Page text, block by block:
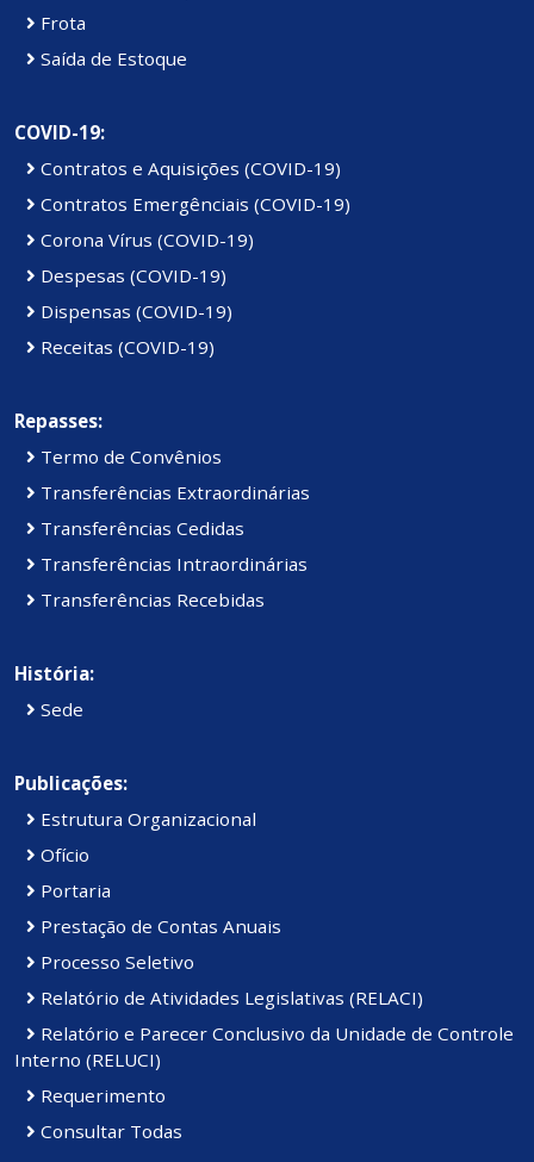
Frota
Saída de Estoque
COVID-19:
Contratos e Aquisições (COVID-19)
Contratos Emergênciais (COVID-19)
Corona Vírus (COVID-19)
Despesas (COVID-19)
Dispensas (COVID-19)
Receitas (COVID-19)
Repasses:
Termo de Convênios
Transferências Extraordinárias
Transferências Cedidas
Transferências Intraordinárias
Transferências Recebidas
História:
Sede
Publicações:
Estrutura Organizacional
Ofício
Portaria
Prestação de Contas Anuais
Processo Seletivo
Relatório de Atividades Legislativas (RELACI)
Relatório e Parecer Conclusivo da Unidade de Controle
Interno (RELUCI)
Requerimento
Consultar Todas